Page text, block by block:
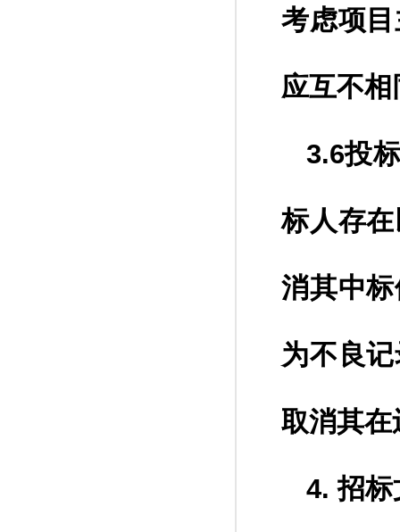
考虑项
应互不
3.6投
标人存
消其中
为不良
取消其
4. 招